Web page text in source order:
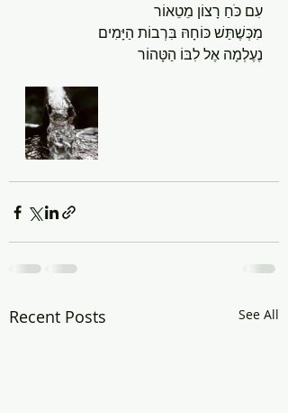
עִם כֹּחַ רָצוֹן מֵטֵאוֹר
מִכְּשֶׁתַּשׁ כּוֹחָהּ בִּרְבוֹת הַיָּמִים
נֶעֶלְמָה אֶל לִבּוֹ הַטָּהוֹר
Recent Posts See All